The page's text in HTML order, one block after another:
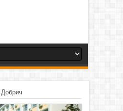
Добрич